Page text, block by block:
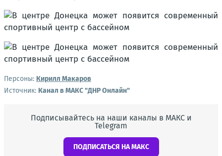
Персоны: Кирилл Макаров
Источник: Канал в МАКС "ДНР Онлайн"
Подписывайтесь на наши каналы в МАКС и
Telegram
ПОДПИСАТЬСЯ НА МАКС